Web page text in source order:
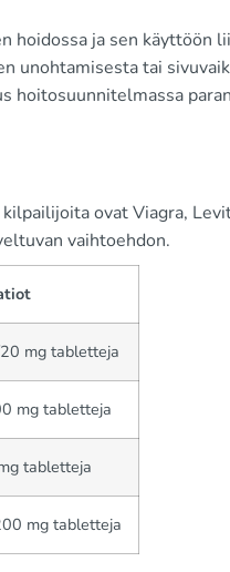
hoidossa ja sen käyttöön
unohtamisesta tai
hoitosuunnitelmassa
ovat Viagra,
vaihtoehdon.
mg tabletteja
mg tabletteja
tabletteja
mg tabletteja